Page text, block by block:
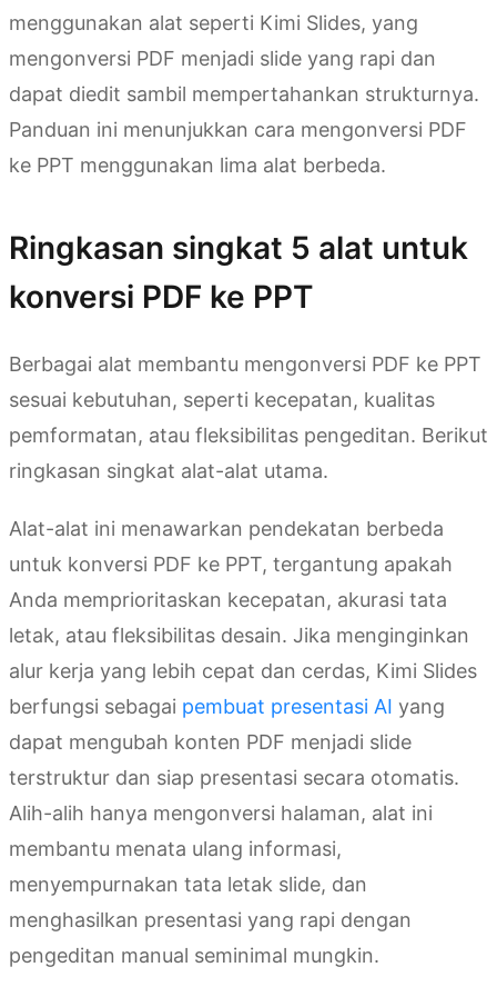
menggunakan alat seperti Kimi Slides, yang
mengonversi PDF menjadi slide yang rapi dan
dapat diedit sambil mempertahankan strukturnya.
Panduan ini menunjukkan cara mengonversi PDF
ke PPT menggunakan lima alat berbeda.
Ringkasan singkat 5 alat untuk
konversi PDF ke PPT
Berbagai alat membantu mengonversi PDF ke PPT
sesuai kebutuhan, seperti kecepatan, kualitas
pemformatan, atau fleksibilitas pengeditan. Berikut
ringkasan singkat alat-alat utama.
Alat-alat ini menawarkan pendekatan berbeda
untuk konversi PDF ke PPT, tergantung apakah
Anda memprioritaskan kecepatan, akurasi tata
letak, atau fleksibilitas desain. Jika menginginkan
alur kerja yang lebih cepat dan cerdas, Kimi Slides
berfungsi sebagai pembuat presentasi AI yang
dapat mengubah konten PDF menjadi slide
terstruktur dan siap presentasi secara otomatis.
Alih-alih hanya mengonversi halaman, alat ini
membantu menata ulang informasi,
menyempurnakan tata letak slide, dan
menghasilkan presentasi yang rapi dengan
pengeditan manual seminimal mungkin.